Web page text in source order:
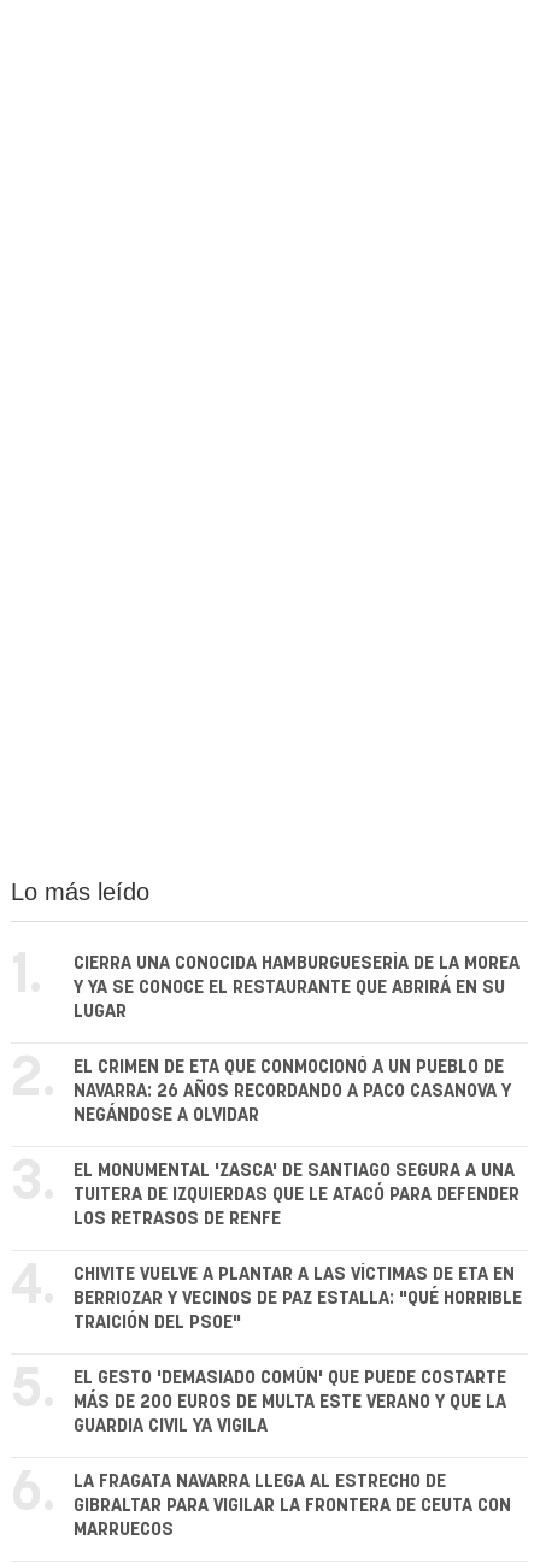
Lo más leído
1.
CIERRA UNA CONOCIDA HAMBURGUESERÍA DE LA MOREA
Y YA SE CONOCE EL RESTAURANTE QUE ABRIRÁ EN SU
LUGAR
2.
EL CRIMEN DE ETA QUE CONMOCIONÓ A UN PUEBLO DE
NAVARRA: 26 AÑOS RECORDANDO A PACO CASANOVA Y
NEGÁNDOSE A OLVIDAR
3.
EL MONUMENTAL 'ZASCA' DE SANTIAGO SEGURA A UNA
TUITERA DE IZQUIERDAS QUE LE ATACÓ PARA DEFENDER
LOS RETRASOS DE RENFE
4.
CHIVITE VUELVE A PLANTAR A LAS VÍCTIMAS DE ETA EN
BERRIOZAR Y VECINOS DE PAZ ESTALLA: "QUÉ HORRIBLE
TRAICIÓN DEL PSOE"
5.
EL GESTO 'DEMASIADO COMÚN' QUE PUEDE COSTARTE
MÁS DE 200 EUROS DE MULTA ESTE VERANO Y QUE LA
GUARDIA CIVIL YA VIGILA
6.
LA FRAGATA NAVARRA LLEGA AL ESTRECHO DE
GIBRALTAR PARA VIGILAR LA FRONTERA DE CEUTA CON
MARRUECOS